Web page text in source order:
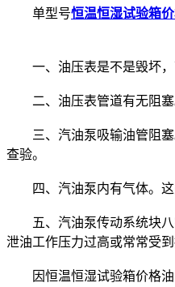
单型号恒温恒湿试验箱
一、油压表是不是毁坏，
二、油压表管道有无阻塞
三、汽油泵吸输油管阻塞
查验。
四、汽油泵内有气体。这
五、汽油泵传动系统块八
泄油工作压力过高或常常受
因恒温恒湿试验箱价格油